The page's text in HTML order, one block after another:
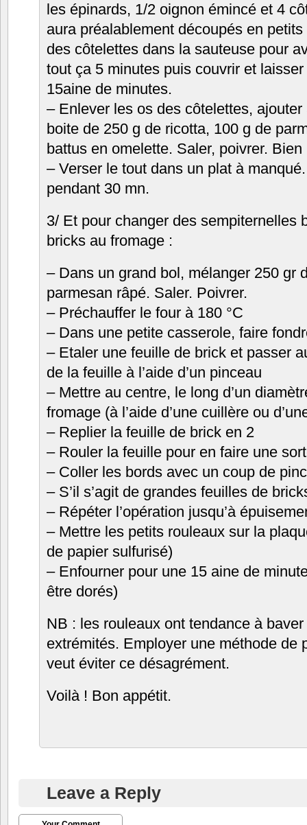
les épinards, 1/2 oignon émincé et 4
aura préalablement découpés en
des côtelettes dans la sauteuse pour
tout ça 5 minutes puis couvrir et
15aine de minutes.
– Enlever les os des côtelettes,
boite de 250 g de ricotta, 100 g de
battus en omelette. Saler, poivrer. Bien
– Verser le tout dans un plat à
pendant 30 mn.
3/ Et pour changer des sempiternelles
bricks au fromage :
– Dans un grand bol, mélanger 250 gr
parmesan râpé. Saler. Poivrer.
– Préchauffer le four à 180 °C
– Dans une petite casserole, faire
– Etaler une feuille de brick et passer
de la feuille à l’aide d’un pinceau
– Mettre au centre, le long d’un
fromage (à l’aide d’une cuillère ou
– Replier la feuille de brick en 2
– Rouler la feuille pour en faire une
– Coller les bords avec un coup de
– S’il s’agit de grandes feuilles de
– Répéter l’opération jusqu’à
– Mettre les petits rouleaux sur la
de papier sulfurisé)
– Enfourner pour une 15 aine de
être dorés)
NB : les rouleaux ont tendance à
extrémités. Employer une méthode de
veut éviter ce désagrément.
Voilà ! Bon appétit.
Leave a Reply